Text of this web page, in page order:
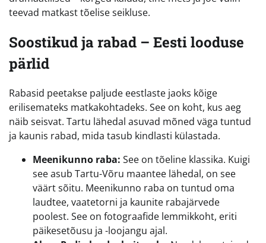
teevad matkast tõelise seikluse.
Soostikud ja rabad – Eesti looduse
pärlid
Rabasid peetakse paljude eestlaste jaoks kõige
erilisemateks matkakohtadeks. See on koht, kus aeg
näib seisvat. Tartu lähedal asuvad mõned väga tuntud
ja kaunis rabad, mida tasub kindlasti külastada.
Meenikunno raba: See on tõeline klassika. Kuigi
see asub Tartu-Võru maantee lähedal, on see
väärt sõitu. Meenikunno raba on tuntud oma
laudtee, vaatetorni ja kaunite rabajärvede
poolest. See on fotograafide lemmikkoht, eriti
päikesetõusu ja -loojangu ajal.